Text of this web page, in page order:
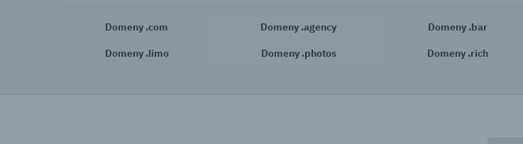
Domeny .com Domeny .agency Domeny .bar
Domeny .limo Domeny .photos Domeny .rich